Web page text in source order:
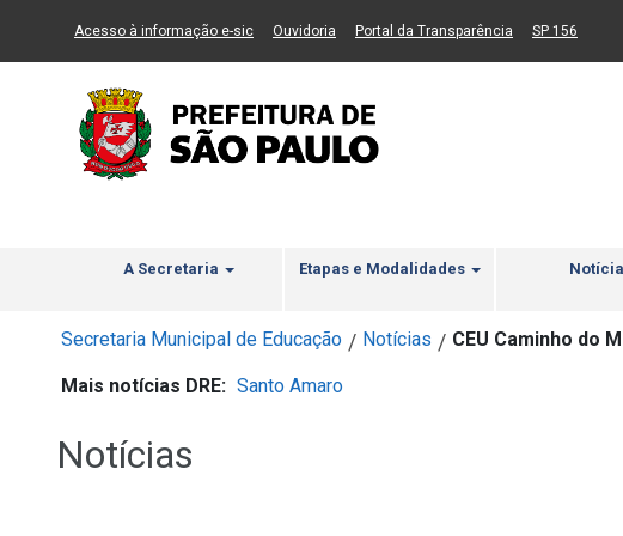
Ir ao Conteúdo Ir para menu principal 2 Ir para busca Ir para
Acesso à informação e-sic(Link para um novo sítio)
Ouvidoria (Link para um novo sítio)
Portal da Transparência (Link para um
SP 156
A Secretaria Etapas e Modalidades
Secretaria Municipal de Educação / Notícias / CEU Caminho do
Mais notícias DRE: Santo Amaro
Notícias